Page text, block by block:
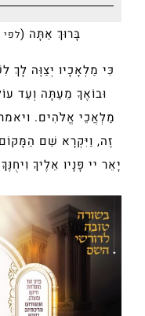
בָּרוּךְ אַתָּה (לפי
כִּי מַלְאָכָיו יְצַוֶּה לָךְ
וּבוֹאֶךָ מֵעַתָּה וְעַד
מַלְאֲכֵי אֱלֹהִים.
זֶה, וַיִּקְרָא שֵׁם
יָאֵר יי פָּנָיו אֵלֶיךָ